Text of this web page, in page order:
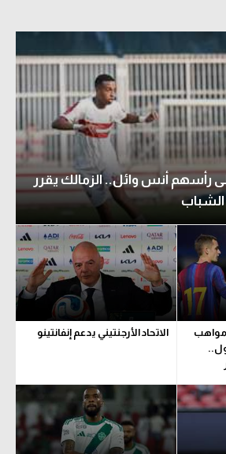
رأسهم أنس وائل.. الزمالك يقرر
الشباب
موندو: فليك يستبعد 3 مواهب
الاتحاد الأرجنتيني يدعم إنفانتينو